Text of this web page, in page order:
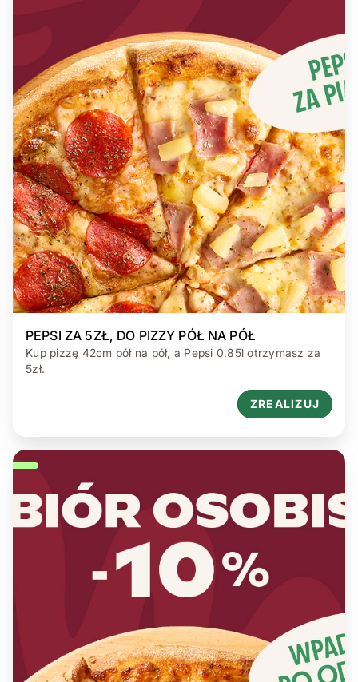
PEPSI ZA 5ZŁ, DO PIZZY PÓŁ NA PÓŁ
Kup pizzę 42cm pół na pół, a Pepsi 0,85l otrzymasz za
5zł.
ZREALIZUJ